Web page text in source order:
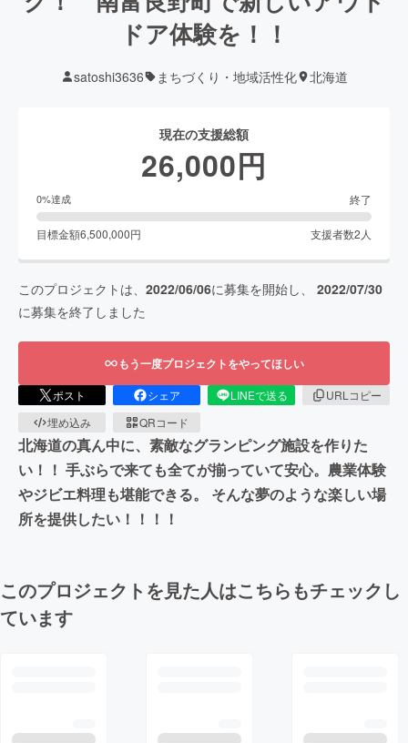
ドア体験を！！
satoshi3636 まちづくり・地域活性化 北海道
現在の支援総額
26,000円
0%達成 終了
目標金額6,500,000円 支援者数2 人
このプロジェクトは、 2022/06/06に募集を開始し、 2022/07/30
に募集を終了しました
もう一度プロジェクトをやってほしい
ポスト シェア LINEで送る
URLコピー
埋め込み
QRコード
北海道の真ん中に、素敵なグランピング施設を作りた
い！！ 手ぶらで来ても全てが揃っていて安心。農業体験
やジビエ料理も堪能できる。 そんな夢のような楽しい場
所を提供したい！！！！
このプロジェクトを見た人はこちらもチェックし
ています